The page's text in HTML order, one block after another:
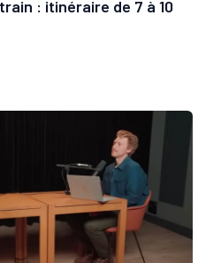
: itinéraire de 7 à 10